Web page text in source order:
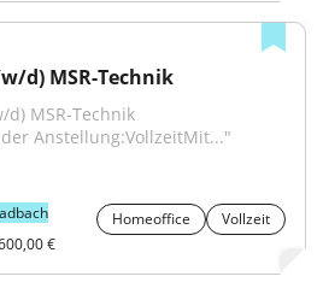
d) MSR-Technik
d) MSR-Technik
Anstellung:VollzeitMit..."
Homeoffice
Vollzeit
€